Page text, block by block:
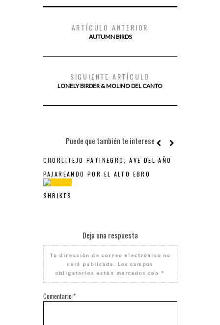
ARTÍCULO ANTERIOR
AUTUMN BIRDS
SIGUIENTE ARTÍCULO
LONELY BIRDER & MOLINO DEL CANTO
Puede que también te interese
CHORLITEJO PATINEGRO, AVE DEL AÑO
PAJAREANDO POR EL ALTO EBRO
SHRIKES
Deja una respuesta
Tu dirección de correo electrónico no
será publicada.
Los campos
obligatorios están marcados con *
Comentario *